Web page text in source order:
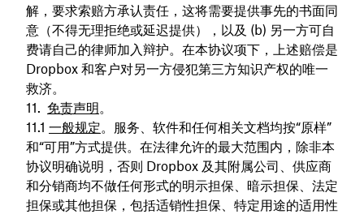
解，要求索赔方承认责任，这将需要提供事先的书面同
意（不得无理拒绝或延迟提供），以及 (b) 另一方可自
费请自己的律师加入辩护。在本协议项下，上述赔偿是
Dropbox 和客户对另一方侵犯第三方知识产权的唯一
救济。
免责声明。
一般规定。服务、软件和任何相关文档均按“原样”
和“可用”方式提供。在法律允许的最大范围内，除非本
协议明确说明，否则 Dropbox 及其附属公司、供应商
和分销商均不做任何形式的明示担保、暗示担保、法定
担保或其他担保，包括适销性担保、特定用途的适用性